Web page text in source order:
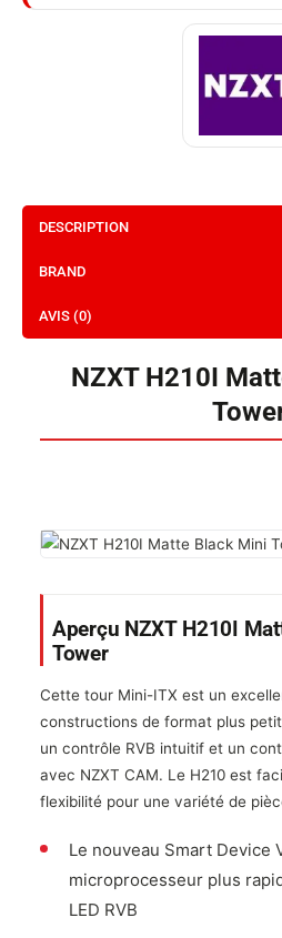
DESCRIPTION
BRAND
AVIS (0)
NZXT H210I
Aperçu NZXT H210I
Tower
Cette tour Mini-ITX est un
constructions de format plus
un contrôle RVB intuitif et un
avec NZXT CAM. Le H210 est
flexibilité pour une variété de
Le nouveau Smart Device
microprocesseur plus
LED RVB